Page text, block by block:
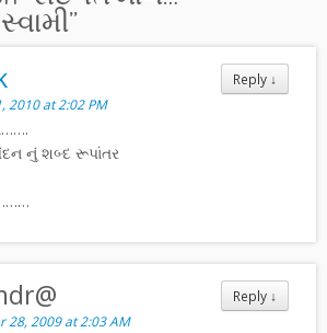
”
Reply ↓
2010 at 2:02 PM
નું શબ્‍દ રૂપાંતર
Reply ↓
28, 2009 at 2:03 AM